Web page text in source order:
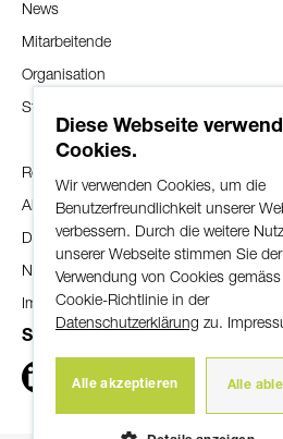
Während der Öffnungszeiten:
Telefon:
Ausserhalb der Öffnungszeiten:
Maestro-Karte:
Master Card/VISA:058 958 83 83
Hotline (24/7): 032 352 10 82
Bankenclearing: 8395
Postcheck-Konto: 30-38206-7
Swift/BIC-Adresse: SLBUCH22
News
Mitarbeitende
Organisation
Standorte
Rechtliche Hinweise
Allgemeine Geschäftsbedingungen
Datenschutzerklärung
Nutzungsbestimmungen
Impressum
Social Media
Diese Webseite
Cookies.
Wir verwenden Cookies, um die
Benutzerfreundlichkeit unserer
verbessern. Durch die weitere
unserer Webseite stimmen Sie der
Verwendung von Cookies
Cookie-Richtlinie in der
Datenschutzerklärung zu.
Alle akzeptieren Alle